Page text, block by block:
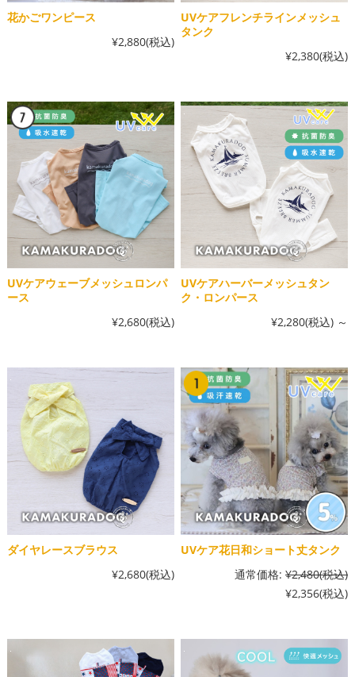
花かごワンピース
¥2,880(税込)
UVケアフレンチラインメッシュ
タンク
¥2,380(税込)
UVケアウェーブメッシュロンパ
ース
¥2,680(税込)
UVケアハーバーメッシュタン
ク・ロンパース
¥2,280(税込) ～
ダイヤレースブラウス
¥2,680(税込)
UVケア花日和ショート丈タンク
通常価格: ¥2,480(税込)
¥2,356(税込)